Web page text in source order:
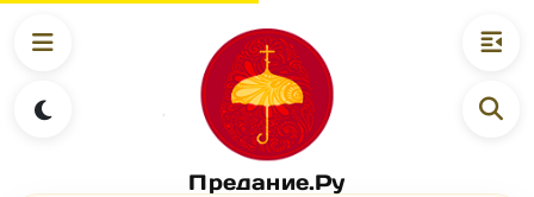
Предание.Ру